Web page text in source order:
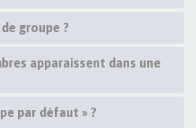
groupe ?
apparaissent dans une
par défaut » ?